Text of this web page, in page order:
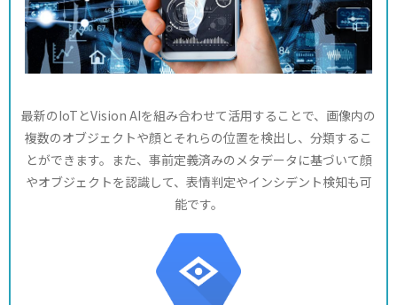
最新のIoTとVision AIを組み合わせて活用することで、画像内の
複数のオブジェクトや顔とそれらの位置を検出し、分類するこ
とができます。また、事前定義済みのメタデータに基づいて顔
やオブジェクトを認識して、表情判定やインシデント検知も可
能です。